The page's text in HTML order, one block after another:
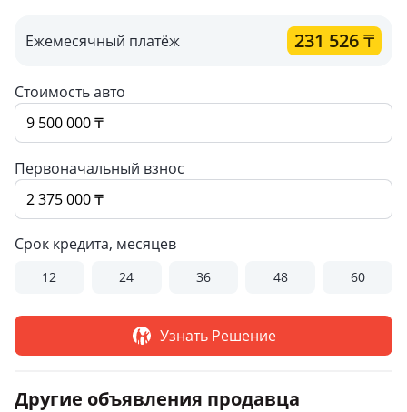
Ежемесячный платёж 231 526₸
Стоимость авто
Первоначальный взнос
Срок кредита, месяцев
12 24 36 48 60
Узнать Решение
Другие объявления продавца